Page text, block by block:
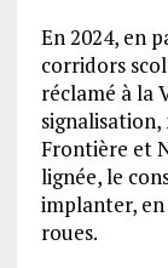
En 2024, en
corridors
réclamé à la
signalisation,
Frontière et
lignée, le
implanter, en
roues.